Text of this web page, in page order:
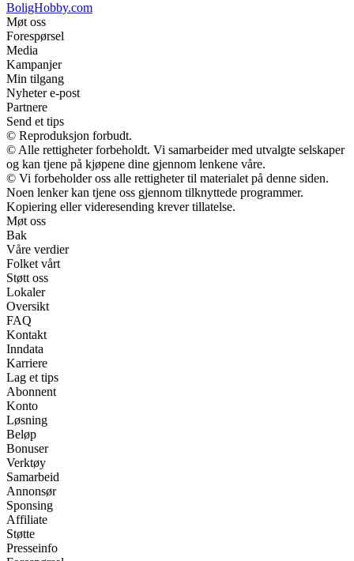
BoligHobby.com
Møt oss
Forespørsel
Media
Kampanjer
Min tilgang
Nyheter e-post
Partnere
Send et tips
© Reproduksjon forbudt.
© Alle rettigheter forbeholdt. Vi samarbeider med utvalgte selskaper
og kan tjene på kjøpene dine gjennom lenkene våre.
© Vi forbeholder oss alle rettigheter til materialet på denne siden.
Noen lenker kan tjene oss gjennom tilknyttede programmer.
Kopiering eller videresending krever tillatelse.
Møt oss
Bak
Våre verdier
Folket vårt
Støtt oss
Lokaler
Oversikt
FAQ
Kontakt
Inndata
Karriere
Lag et tips
Abonnent
Konto
Løsning
Beløp
Bonuser
Verktøy
Samarbeid
Annonsør
Sponsing
Affiliate
Støtte
Presseinfo